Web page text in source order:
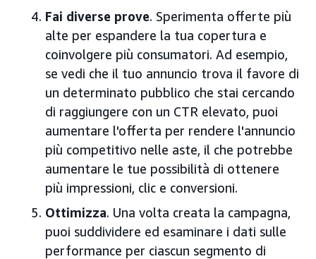
Fai diverse prove. Sperimenta offerte più
alte per espandere la tua copertura e
coinvolgere più consumatori. Ad esempio,
se vedi che il tuo annuncio trova il favore di
un determinato pubblico che stai cercando
di raggiungere con un CTR elevato, puoi
aumentare l'offerta per rendere l'annuncio
più competitivo nelle aste, il che potrebbe
aumentare le tue possibilità di ottenere
più impressioni, clic e conversioni.
Ottimizza. Una volta creata la campagna,
puoi suddividere ed esaminare i dati sulle
performance per ciascun segmento di